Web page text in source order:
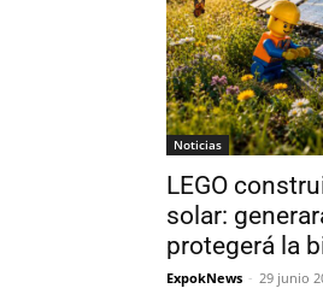
Noticias
LEGO
solar:
protegerá la
ExpokNews - 29 junio